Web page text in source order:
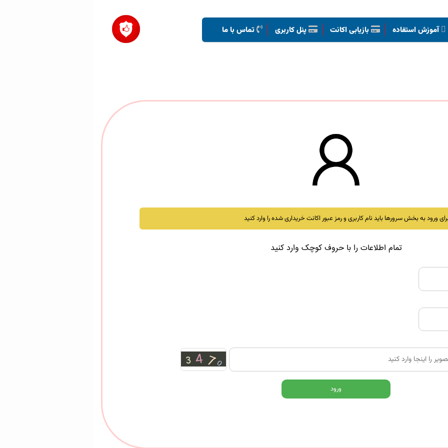
آموزش استفاده بازیابی اکانت پنل کاربری تماس با ما
ورود به بخش سرورها باید نام کاربری و رمز عبور اکانت خریداری شده را وارد کنید
تمام اطلاعات را با حروف کوچک وارد کنید
ورود